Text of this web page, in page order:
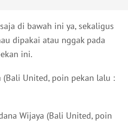
di bawah ini ya, sekaligus
dipakai atau nggak pada
ini.
(Bali United, poin pekan lalu :
Wijaya (Bali United, poin